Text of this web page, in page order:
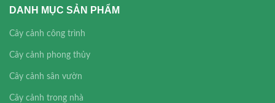
DANH MỤC SẢN PHẨM
Cây cảnh công trình
Cây cảnh phong thủy
Cây cảnh sân vườn
Cây cảnh trong nhà